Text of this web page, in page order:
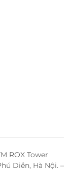
và
thư giãn như
căng thẳng
ROX Tower
Diễn, Hà Nội. –